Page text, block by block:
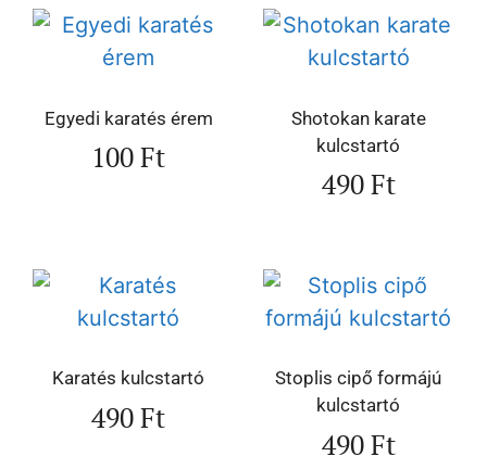
Egyedi karatés érem
100Ft
Shotokan karate
kulcstartó
490Ft
Karatés kulcstartó
490Ft
Stoplis cipő formájú
kulcstartó
490Ft